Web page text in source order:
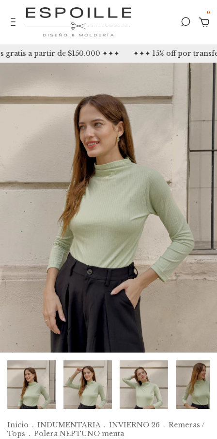
0
a partir de $150.000 ✦✦✦ ✦✦✦ 15% off por
Inicio . INDUMENTARIA . INVIERNO 26 . Remeras /
Tops . Polera NEPTUNO menta